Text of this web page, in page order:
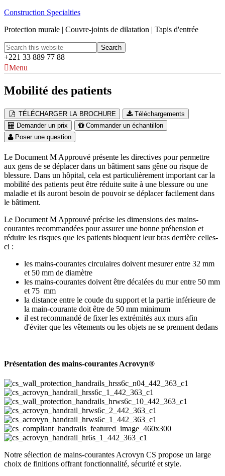
Construction Specialties
Protection murale | Couvre-joints de dilatation | Tapis d'entrée
+221 33 889 77 88
Menu
Mobilité des patients
TÉLÉCHARGER LA BROCHURE
Téléchargements
Demander un prix
Commander un échantillon
Poser une question
Le Document M Approuvé présente les directives pour permettre
aux gens de se déplacer dans un bâtiment sans gêne ou risque de
blessure. Dans un hôpital, cela est particulièrement important car la
mobilité des patients peut être réduite suite à une blessure ou une
maladie et ils auront besoin de pouvoir se déplacer facilement dans
le bâtiment.
Le Document M Approuvé précise les dimensions des mains-
courantes recommandées pour assurer une bonne préhension et
réduire les risques que les patients bloquent leur bras derrière celles-
ci :
les mains-courantes circulaires doivent mesurer entre 32 mm
et 50 mm de diamètre
les mains-courantes doivent être décalées du mur entre 50 mm
et 75 mm
la distance entre le coude du support et la partie inférieure de
la main-courante doit être de 50 mm minimum
il est recommandé de fixer les extrémités aux murs afin
d'éviter que les vêtements ou les objets ne se prennent dedans
Présentation des mains-courantes Acrovyn®
Notre sélection de mains-courantes Acrovyn CS propose un large
choix de finitions offrant fonctionnalité, sécurité et style.